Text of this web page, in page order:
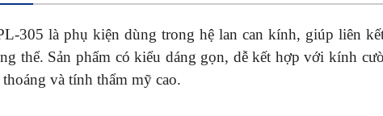
305 là phụ kiện dùng trong hệ lan can kính, giúp liên
thể. Sản phẩm có kiểu dáng gọn, dễ kết hợp với kính
và tính thẩm mỹ cao.